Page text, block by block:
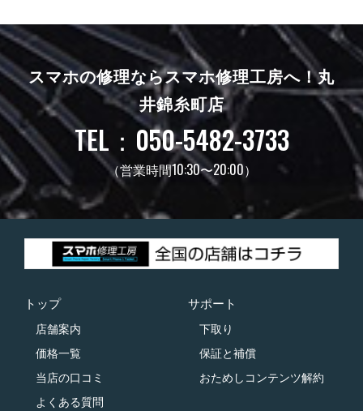
スマホの修理ならスマホ修理工房へ！丸
井錦糸町店
TEL：050-5482-3733
（営業時間10:30〜20:00）
トップ
店舗案内
価格一覧
当店の口コミ
よくある質問
サポート
下取り
保証と補償
おためしコンテンツ解約